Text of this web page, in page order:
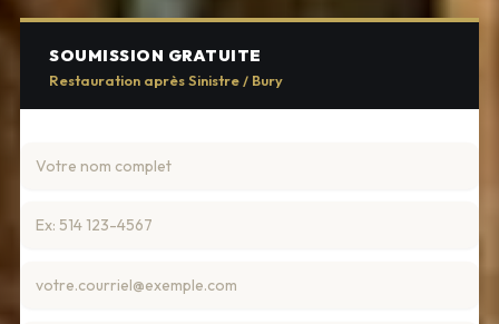
SOUMISSION GRATUITE
Restauration après Sinistre / Bury